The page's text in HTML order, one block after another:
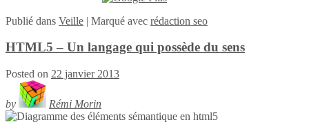
Publié dans Veille | Marqué avec rédaction seo
HTML5 – Un langage qui possède du sens
Posted on 22 janvier 2013
by Rémi Morin